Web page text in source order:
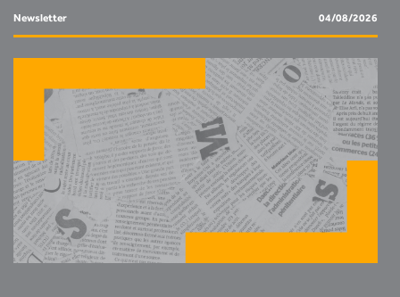
Newsletter 04/08/2026